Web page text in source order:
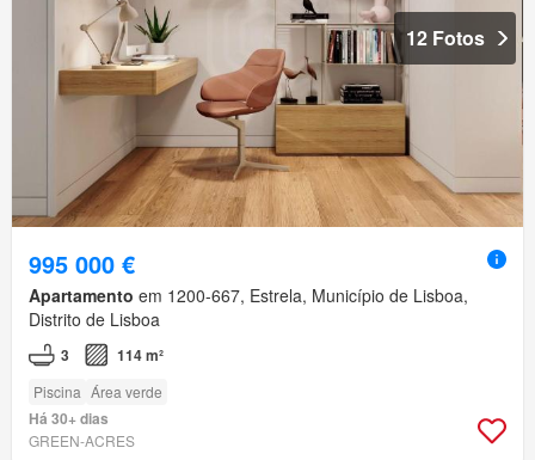
12 Fotos
995 000 €
Apartamento em 1200-667, Estrela, Município de Lisboa,
Distrito de Lisboa
3 114 m²
Piscina Área verde
Há 30+ dias
GREEN-ACRES